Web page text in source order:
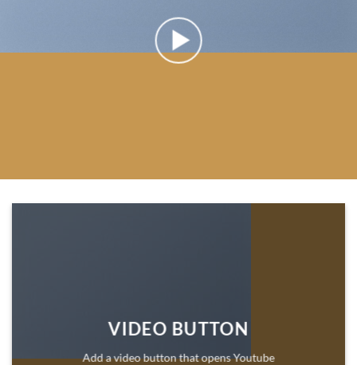
VIDEO BUTTON
Add a video button that opens Youtube